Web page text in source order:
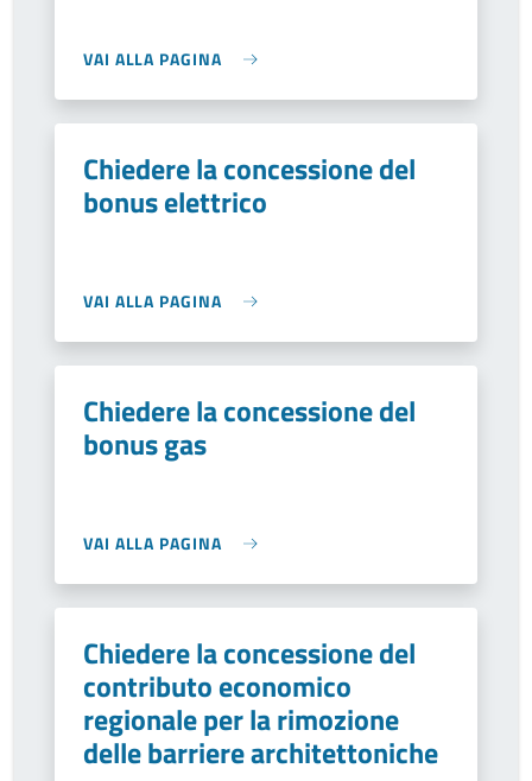
VAI ALLA PAGINA
Chiedere la concessione del
bonus elettrico
VAI ALLA PAGINA
Chiedere la concessione del
bonus gas
VAI ALLA PAGINA
Chiedere la concessione del
contributo economico
regionale per la rimozione
delle barriere architettoniche